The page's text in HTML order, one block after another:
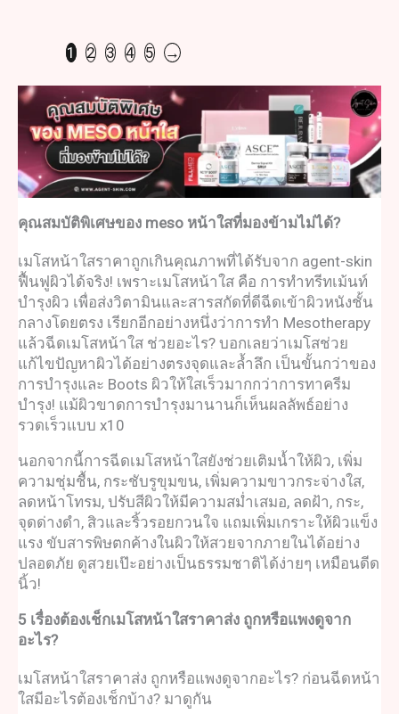
1 2 3 4 5 →
คุณสมบัติพิเศษของ meso หน้าใสที่มองข้ามไม่ได้?
เมโสหน้าใสราคาถูกเกินคุณภาพที่ได้รับจาก agent-skin
ฟื้นฟูผิวได้จริง! เพราะเมโสหน้าใส คือ การทำทรีทเม้นท์
บำรุงผิว เพื่อส่งวิตามินและสารสกัดที่ดีฉีดเข้าผิวหนังชั้น
กลางโดยตรง เรียกอีกอย่างหนึ่งว่าการทำ Mesotherapy
แล้วฉีดเมโสหน้าใส ช่วยอะไร? บอกเลยว่าเมโสช่วย
แก้ไขปัญหาผิวได้อย่างตรงจุดและล้ำลึก เป็นขั้นกว่าของ
การบำรุงและ Boots ผิวให้ใสเร็วมากกว่าการทาครีม
บำรุง! แม้ผิวขาดการบำรุงมานานก็เห็นผลลัพธ์อย่าง
รวดเร็วแบบ x10
นอกจากนี้การฉีดเมโสหน้าใสยังช่วยเติมน้ำให้ผิว, เพิ่ม
ความชุ่มชื้น, กระชับรูขุมขน, เพิ่มความขาวกระจ่างใส,
ลดหน้าโทรม, ปรับสีผิวให้มีความสม่ำเสมอ, ลดฝ้า, กระ,
จุดด่างดำ, สิวและริ้วรอยกวนใจ แถมเพิ่มเกราะให้ผิวแข็ง
แรง ขับสารพิษตกค้างในผิวให้สวยจากภายในได้อย่าง
ปลอดภัย ดูสวยเป๊ะอย่างเป็นธรรมชาติได้ง่ายๆ เหมือนดีด
นิ้ว!
5 เรื่องต้องเช็กเมโสหน้าใสราคาส่ง ถูกหรือแพงดูจาก
อะไร?
เมโสหน้าใสราคาส่ง ถูกหรือแพงดูจากอะไร? ก่อนฉีดหน้า
ใสมีอะไรต้องเช็กบ้าง? มาดูกัน